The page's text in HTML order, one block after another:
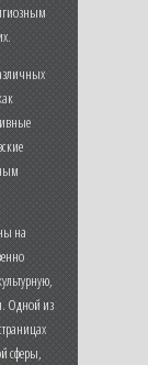
на
Одной из
сферы,